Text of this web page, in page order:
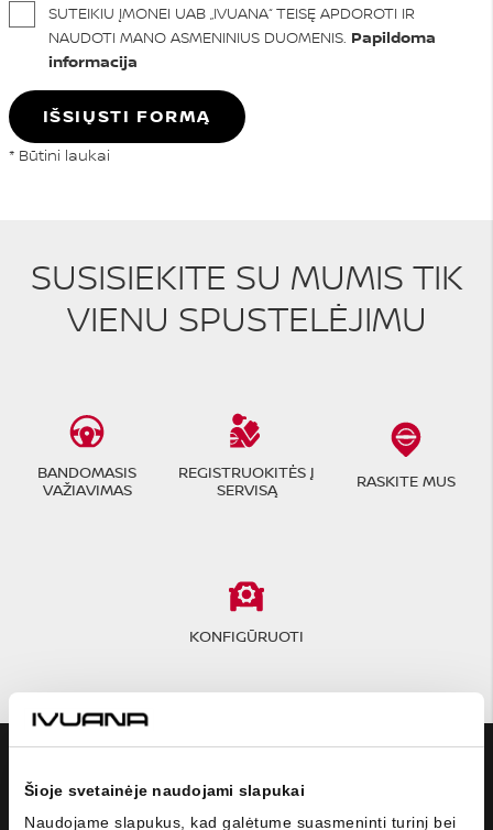
Šioje svetainėje naudojami slapukai
Naudojame slapukus, kad galėtume suasmeninti turinį bei
SUTEIKIU ĮMONEI UAB „IVUANA“ TEISĘ APDOROTI IR
NAUDOTI MANO ASMENINIUS DUOMENIS. Papildoma
informacija
IŠSIŲSTI FORMĄ
* Būtini laukai
SUSISIEKITE SU MUMIS TIK
VIENU SPUSTELĖJIMU
BANDOMASIS
VAŽIAVIMAS
REGISTRUOKITĖS Į
SERVISĄ
RASKITE MUS
KONFIGŪRUOTI
MODELIAI
NISSAN